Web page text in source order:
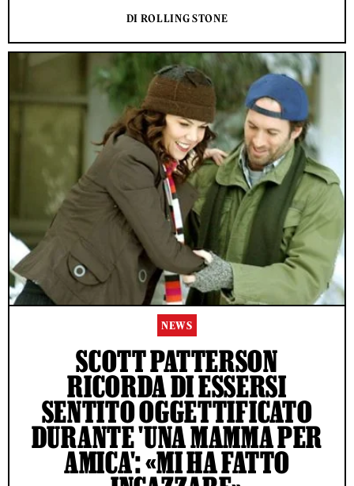
DI ROLLING STONE
NEWS
SCOTT PATTERSON
RICORDA DI ESSERSI
SENTITO OGGETTIFICATO
DURANTE 'UNA MAMMA PER
AMICA': «MI HA FATTO